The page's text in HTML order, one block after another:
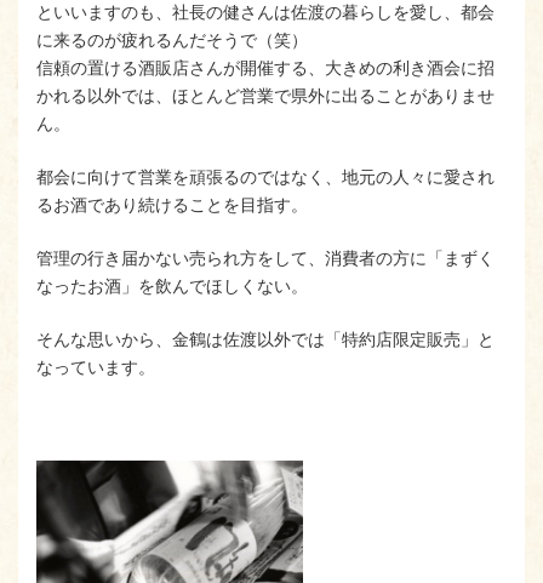
といいますのも、社長の健さんは佐渡の暮らしを愛し、都会
に来るのが疲れるんだそうで（笑）
信頼の置ける酒販店さんが開催する、大きめの利き酒会に招
かれる以外では、ほとんど営業で県外に出ることがありませ
ん。
都会に向けて営業を頑張るのではなく、地元の人々に愛され
るお酒であり続けることを目指す。
管理の行き届かない売られ方をして、消費者の方に「まずく
なったお酒」を飲んでほしくない。
そんな思いから、金鶴は佐渡以外では「特約店限定販売」と
なっています。